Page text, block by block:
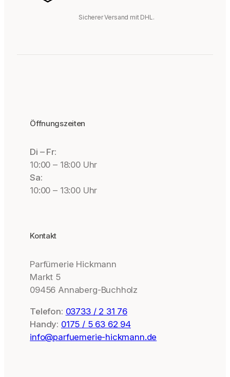
Sicherer Versand mit DHL.
Öffnungszeiten
Di – Fr:
10:00 – 18:00 Uhr
Sa:
10:00 – 13:00 Uhr
Kontakt
Parfümerie Hickmann
Markt 5
09456 Annaberg-Buchholz
Telefon: 03733 / 2 31 76
Handy: 0175 / 5 63 62 94
info@parfuemerie-hickmann.de